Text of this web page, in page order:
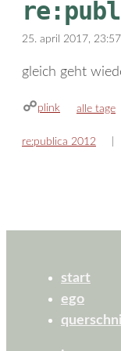
25. april 2017, 23:57
gleich geht
plink kategorien
alle tage
re:publica 2012
start
ego